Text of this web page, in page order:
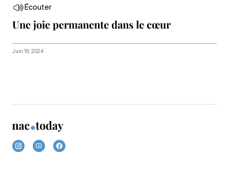
Écouter
Une joie permanente dans le cœur
Juni 19, 2024